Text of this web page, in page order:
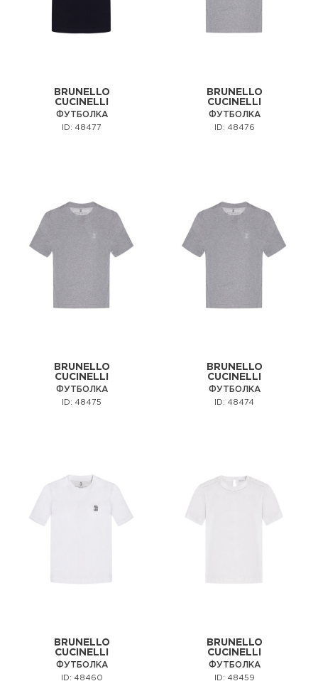
BRUNELLO
CUCINELLI
ФУТБОЛКА
ID: 48477
BRUNELLO
CUCINELLI
ФУТБОЛКА
ID: 48476
BRUNELLO
CUCINELLI
ФУТБОЛКА
ID: 48475
BRUNELLO
CUCINELLI
ФУТБОЛКА
ID: 48474
BRUNELLO
CUCINELLI
ФУТБОЛКА
ID: 48460
BRUNELLO
CUCINELLI
ФУТБОЛКА
ID: 48459